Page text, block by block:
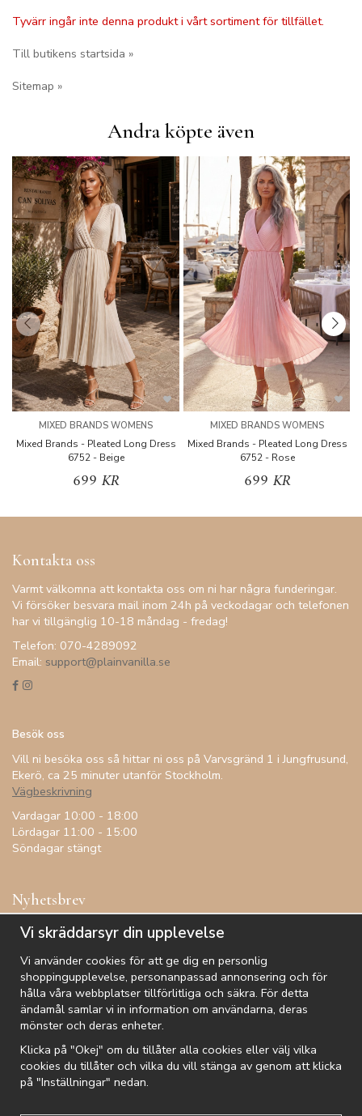
Tyvärr ingår inte denna produkt i vårt sortiment för tillfället.
Till butikens startsida »
Sitemap »
Andra köpte även
MIXED BRANDS WOMENS
Mixed Brands - Pleated Long Dress
6752 - Beige
699 KR
MIXED BRANDS WOMENS
Mixed Brands - Pleated Long Dress
6752 - Rose
699 KR
Kontakta oss
Varmt välkomna att kontakta oss om ni har några funderingar.
Vi försöker besvara mail inom 24h på veckodagar och telefonen
har vi tillgänglig 10-18 måndag - fredag!
Telefon: 070-4289092
Email: support@plainvanilla.se
Besök oss
Vill ni besöka oss så hittar ni oss på Varvsgränd 1 i Jungfrusund,
Ekerö, ca 25 minuter utanför Stockholm.
Vägbeskrivning
Vardagar 10:00 - 18:00
Lördagar 11:00 - 15:00
Söndagar stängt
Nyhetsbrev
Få inspiration, förtur till kampanjer, specialerbjudanden och
De uppgifter du matar in kommer endast användas till våra nyhetsbrev.
Vi skräddarsyr din upplevelse
Vi använder cookies för att ge dig en personlig
shoppingupplevelse, personanpassad annonsering och för
hålla våra webbplatser tillförlitliga och säkra. För detta
ändamål samlar vi in information om användarna, deras
mönster och deras enheter.
Klicka på "Okej" om du tillåter alla cookies eller välj vilka
cookies du tillåter och vilka du vill stänga av genom att klicka
på "Inställningar" nedan.